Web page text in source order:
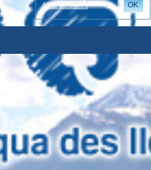
Accés oubliés
OK